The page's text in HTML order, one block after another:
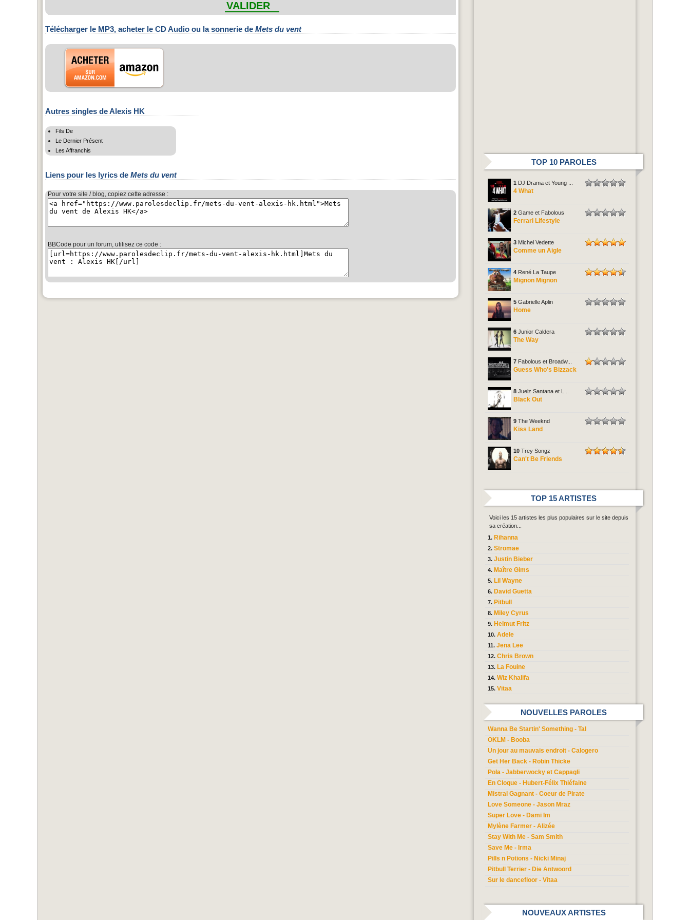
VALIDER
Télécharger le MP3, acheter le CD Audio ou la sonnerie de Mets du vent
Autres singles de Alexis HK
Fils De
Le Dernier Présent
Les Affranchis
Liens pour les lyrics de Mets du vent
Pour votre site / blog, copiez cette adresse :
BBCode pour un forum, utilisez ce code :
TOP 10 PAROLES
1 DJ Drama et Young ...
4 What
2 Game et Fabolous
Ferrari Lifestyle
3 Michel Vedette
Comme un Aigle
4 René La Taupe
Mignon Mignon
5 Gabrielle Aplin
Home
6 Junior Caldera
The Way
7 Fabolous et Broadw...
Guess Who's Bizzack
8 Juelz Santana et L...
Black Out
9 The Weeknd
Kiss Land
10 Trey Songz
Can't Be Friends
TOP 15 ARTISTES
Voici les 15 artistes les plus populaires sur le site depuis
sa création...
Rihanna
Stromae
Justin Bieber
Maître Gims
Lil Wayne
David Guetta
Pitbull
Miley Cyrus
Helmut Fritz
Adele
Jena Lee
Chris Brown
La Fouine
Wiz Khalifa
Vitaa
NOUVELLES PAROLES
Wanna Be Startin' Something - Tal
OKLM - Booba
Un jour au mauvais endroit - Calogero
Get Her Back - Robin Thicke
Pola - Jabberwocky et Cappagli
En Cloque - Hubert-Félix Thiéfaine
Mistral Gagnant - Coeur de Pirate
Love Someone - Jason Mraz
Super Love - Dami Im
Mylène Farmer - Alizée
Stay With Me - Sam Smith
Save Me - Irma
Pills n Potions - Nicki Minaj
Pitbull Terrier - Die Antwoord
Sur le dancefloor - Vitaa
NOUVEAUX ARTISTES